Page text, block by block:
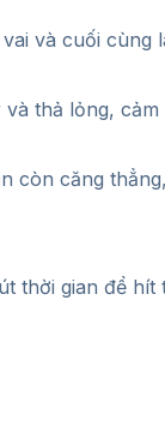
và cuối cùng
và thả lỏng,
còn căng
thời gian để